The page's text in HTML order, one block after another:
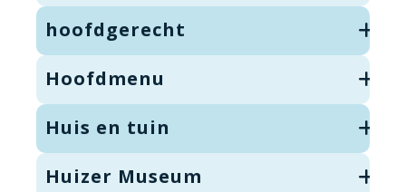
hoofdgerecht
Hoofdmenu
Huis en tuin
Huizer Museum